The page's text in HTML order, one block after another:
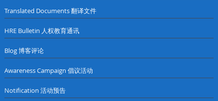
Translated Documents 翻译文件
HRE Bulletin 人权教育通讯
Blog 博客评论
Awareness Campaign 倡议活动
Notification 活动预告